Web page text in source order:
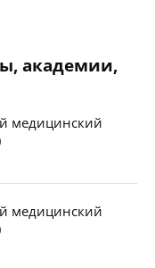
академии,
медицинский
медицинский